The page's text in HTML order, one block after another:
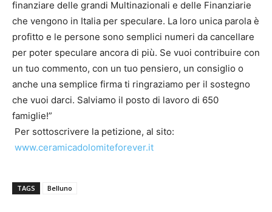
finanziare delle grandi Multinazionali e delle Finanziarie
che vengono in Italia per speculare. La loro unica parola è
profitto e le persone sono semplici numeri da cancellare
per poter speculare ancora di più. Se vuoi contribuire con
un tuo commento, con un tuo pensiero, un consiglio o
anche una semplice firma ti ringraziamo per il sostegno
che vuoi darci. Salviamo il posto di lavoro di 650
famiglie!”
Per sottoscrivere la petizione, al sito:
www.ceramicadolomiteforever.it
TAGS Belluno